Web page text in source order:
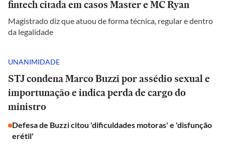
fintech citada em casos Master e MC Ryan
Magistrado diz que atuou de forma técnica, regular e dentro
da legalidade
UNANIMIDADE
STJ condena Marco Buzzi por assédio sexual e
importunação e indica perda de cargo do
ministro
Defesa de Buzzi citou 'dificuldades motoras' e 'disfunção
erétil'